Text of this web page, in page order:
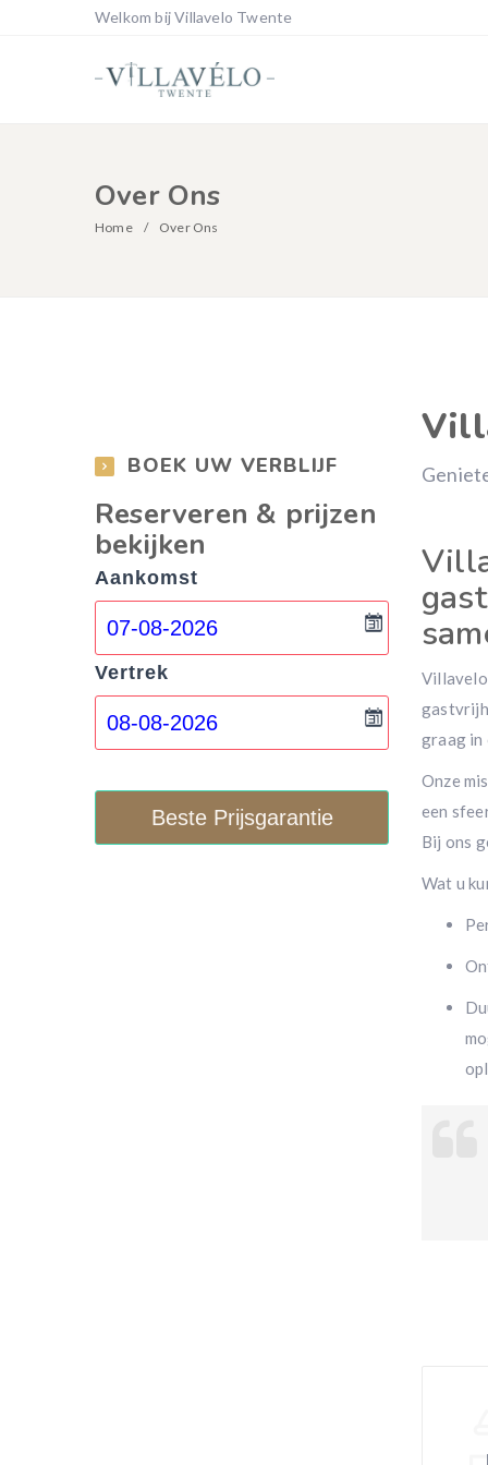
Welkom bij Villavelo Twente
Over Ons
Home Over Ons
BOEK UW VERBLIJF
Reserveren & prijzen
bekijken
Aankomst
Vertrek
Beste Prijsgarantie
graag in
Onze
een
Bij ons
Wat u